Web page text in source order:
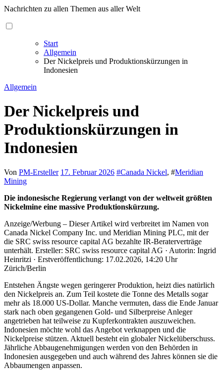
Nachrichten zu allen Themen aus aller Welt
Start
Allgemein
Der Nickelpreis und Produktionskürzungen in
Indonesien
Allgemein
Der Nickelpreis und
Produktionskürzungen in
Indonesien
Von PM-Ersteller 17. Februar 2026 #Canada Nickel, #Meridian
Mining
Die indonesische Regierung verlangt von der weltweit größten
Nickelmine eine massive Produktionskürzung.
Anzeige/Werbung – Dieser Artikel wird verbreitet im Namen von
Canada Nickel Company Inc. und Meridian Mining PLC, mit der
die SRC swiss resource capital AG bezahlte IR-Beraterverträge
unterhält. Ersteller: SRC swiss resource capital AG · Autorin: Ingrid
Heinritzi · Erstveröffentlichung: 17.02.2026, 14:20 Uhr
Zürich/Berlin
Entstehen Ängste wegen geringerer Produktion, heizt dies natürlich
den Nickelpreis an. Zum Teil kostete die Tonne des Metalls sogar
mehr als 18.000 US-Dollar. Manche vermuten, dass die Ende Januar
stark nach oben gegangenen Gold- und Silberpreise Anleger
angetrieben hat teilweise zu Kupferkontrakten auszuweichen.
Indonesien möchte wohl das Angebot verknappen und die
Nickelpreise stützen. Aktuell besteht ein globaler Nickelüberschuss.
Jährliche Abbaugenehmigungen werden von den Behörden in
Indonesien ausgegeben und auch während des Jahres können sie die
Abbaumengen anpassen.